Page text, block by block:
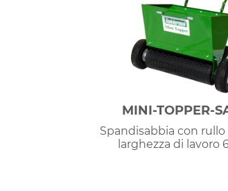
MINI-TOPPER-
Spandisabbia con rullo
larghezza di lavoro